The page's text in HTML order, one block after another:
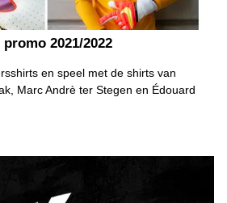
2021/2022
en speel met de shirts van
Marc Andrè ter Stegen en Édouard